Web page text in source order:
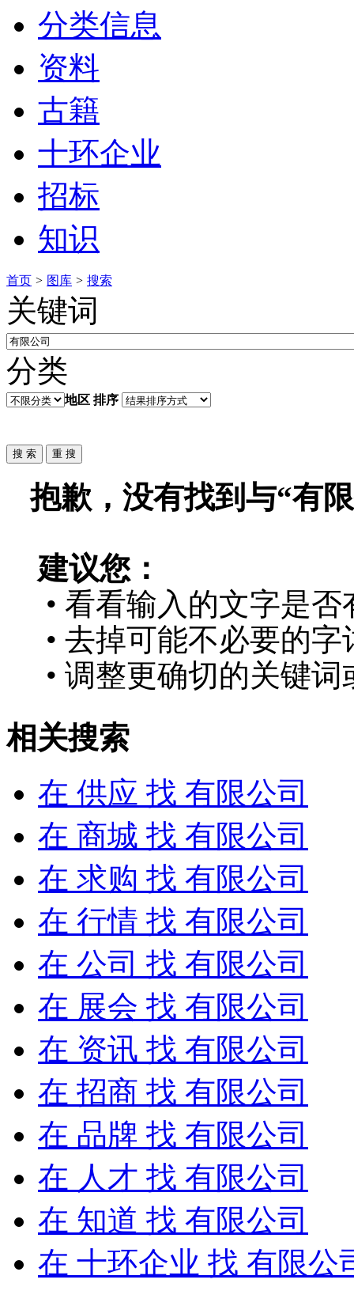
分类信息
资料
古籍
十环企业
招标
知识
首页 > 图库 > 搜索
关键词
分类
地区 排序
抱歉，没有找到与“有
建议您：
• 看看输入的文字是否
• 去掉可能不必要的字
• 调整更确切的关键
相关搜索
在 供应 找 有限公司
在 商城 找 有限公司
在 求购 找 有限公司
在 行情 找 有限公司
在 公司 找 有限公司
在 展会 找 有限公司
在 资讯 找 有限公司
在 招商 找 有限公司
在 品牌 找 有限公司
在 人才 找 有限公司
在 知道 找 有限公司
在 十环企业 找 有限公